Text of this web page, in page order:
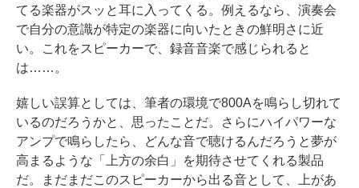
てる楽器がスッと耳に入ってくる。例えるなら、演奏会
で自分の意識が特定の楽器に向いたときの鮮明さに近
い。これをスピーカーで、録音音楽で感じられると
は……。
嬉しい誤算としては、筆者の環境で800Aを鳴らし切れて
いるのだろうかと、思ったことだ。さらにハイパワーな
アンプで鳴らしたら、どんな音で聴けるんだろうと夢が
高まるような「上方の余白」を期待させてくれる製品
だ。まだまだこのスピーカーから出る音として、上があ